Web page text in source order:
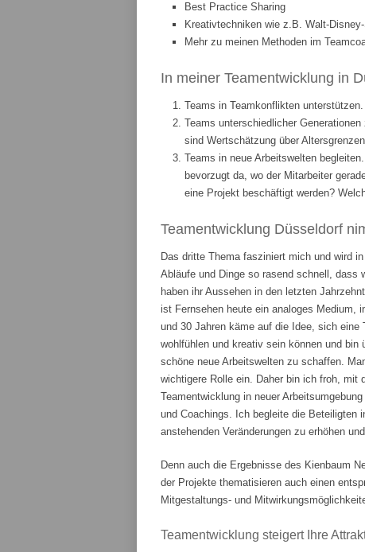
Best Practice Sharing
Kreativtechniken wie z.B. Walt-
Mehr zu meinen Methoden im
In meiner Teamentwicklung in
Teams in Teamkonflikten
Teams unterschiedlicher
sind Wertschätzung über
Teams in neue Arbeitswelten
bevorzugt da, wo der Mitarbeiter
eine Projekt beschäftigt werden?
Teamentwicklung Düsseldorf
Das dritte Thema fasziniert mich und wird
Abläufe und Dinge so rasend schnell, dass
haben ihr Aussehen in den letzten
ist Fernsehen heute ein analoges Medium,
und 30 Jahren käme auf die Idee, sich
wohlfühlen und kreativ sein können und
schöne neue Arbeitswelten zu schaffen.
wichtigere Rolle ein. Daher bin ich froh, mit
Teamentwicklung in neuer
und Coachings. Ich begleite die Beteiligten
anstehenden Veränderungen zu erhöhen
Denn auch die Ergebnisse des Kienbaum
der Projekte thematisieren auch einen
Mitgestaltungs- und
Teamentwicklung steigert Ihre